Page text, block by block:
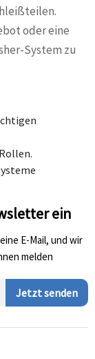
oder eine
System zu
ein
E-Mail, und wir
melden
Jetzt senden